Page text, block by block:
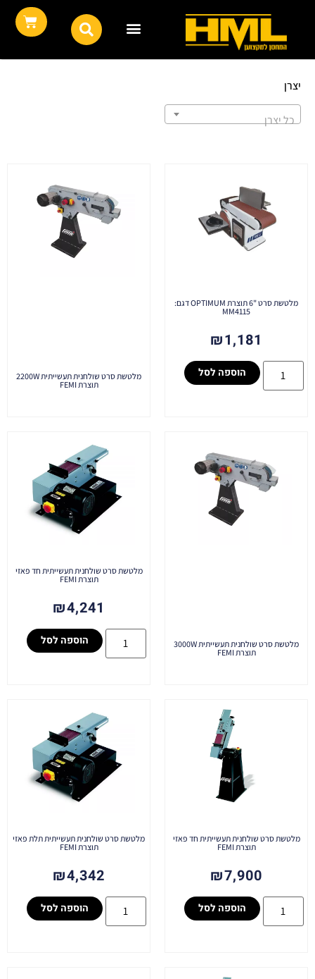
יצרן
כל יצרן
מלטשת סרט "6 תוצרת OPTIMUM דגם:
MM4115
₪1,181
הוספה לסל
מלטשת סרט שולחנית תעשייתית 2200W
תוצרת FEMI
מלטשת סרט שולחנית תעשייתית 3000W
תוצרת FEMI
מלטשת סרט שולחנית תעשייתית חד פאזי
תוצרת FEMI
₪4,241
הוספה לסל
מלטשת סרט שולחנית תעשייתית חד פאזי
תוצרת FEMI
₪7,900
הוספה לסל
מלטשת סרט שולחנית תעשייתית תלת פאזי
תוצרת FEMI
₪4,342
הוספה לסל